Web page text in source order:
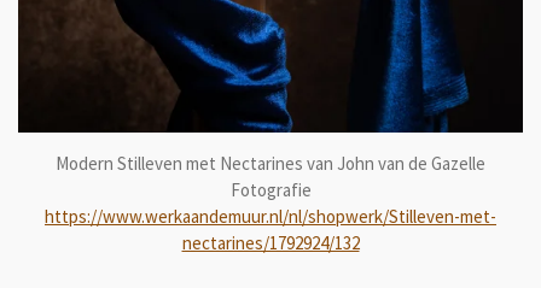
Modern Stilleven met Nectarines van John van de Gazelle
Fotografie
https://www.werkaandemuur.nl/nl/shopwerk/Stilleven-met-
nectarines/1792924/132